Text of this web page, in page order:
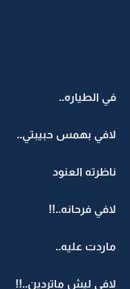
في الطياره..
لافي بهمس حبيبتي..
ناظرته العنود
لافي فرحانه..!!
ماردت عليه..
لافي ليش ماتردين..!!